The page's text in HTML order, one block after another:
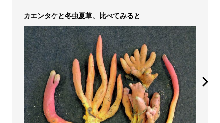
カエンタケと冬虫夏草、比べてみると